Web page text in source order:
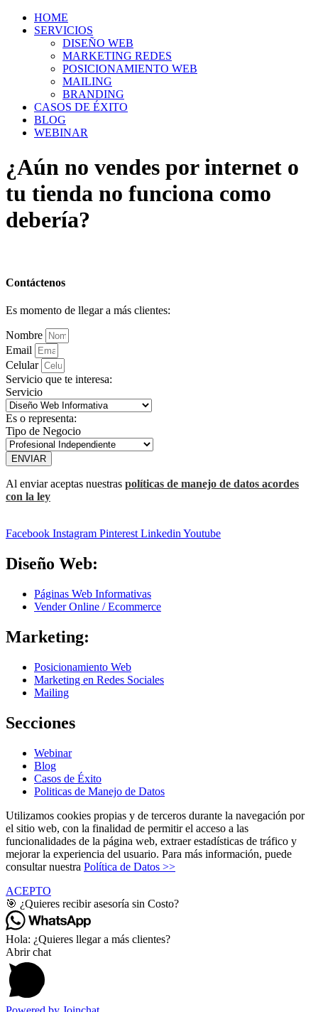
HOME
SERVICIOS
DISEÑO WEB
MARKETING REDES
POSICIONAMIENTO WEB
MAILING
BRANDING
CASOS DE ÉXITO
BLOG
WEBINAR
¿Aún no vendes por internet o
tu tienda no funciona como
debería?
Contáctenos
Es momento de llegar a más clientes:
Nombre
Email
Celular
Servicio que te interesa:
Servicio
Es o representa:
Tipo de Negocio
ENVIAR
Al enviar aceptas nuestras políticas de manejo de datos acordes
con la ley
Facebook Instagram Pinterest LinkedinYoutube
Diseño Web:
Páginas Web Informativas
Vender Online / Ecommerce
Marketing:
Posicionamiento Web
Marketing en Redes Sociales
Mailing
Secciones
Webinar
Blog
Casos de Éxito
Politicas de Manejo de Datos
Utilizamos cookies propias y de terceros durante la navegación por
el sitio web, con la finalidad de permitir el acceso a las
funcionalidades de la página web, extraer estadísticas de tráfico y
mejorar la experiencia del usuario. Para más información, puede
consultar nuestra Política de Datos >>
ACEPTO
🎯 ¿Quieres recibir asesoría sin Costo?
Hola: ¿Quieres llegar a más clientes?
Abrir chat